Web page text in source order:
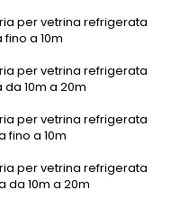
per vetrina refrigerata
a 10m
per vetrina refrigerata
10m a 20m
per vetrina refrigerata
fino a 10m
per vetrina refrigerata
da 10m a 20m